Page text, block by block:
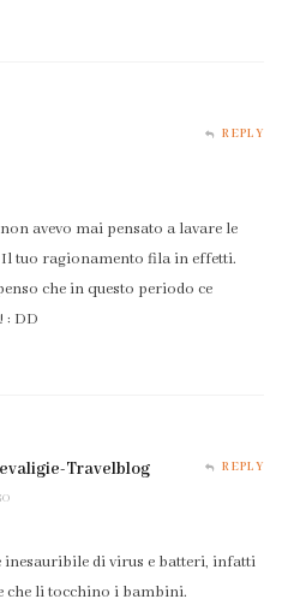
REPLY
avevo mai pensato a lavare le
tuo ragionamento fila in effetti.
che in questo periodo ce
: DD
Travelblog REPLY
di virus e batteri, infatti
che li tocchino i bambini.